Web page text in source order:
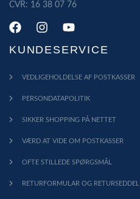
CVR: 16 38 07 76
KUNDESERVICE
VEDLIGEHOLDELSE AF POSTKASSER
PERSONDATAPOLITIK
SIKKER SHOPPING PÅ NETTET
VÆRD AT VIDE OM POSTKASSER
OFTE STILLEDE SPØRGSMÅL
RETURFORMULAR OG RETURSEDDEL